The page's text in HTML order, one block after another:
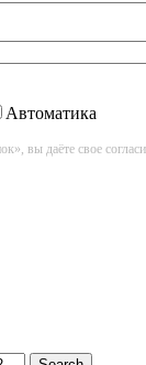
Автоматика
вы даёте свое